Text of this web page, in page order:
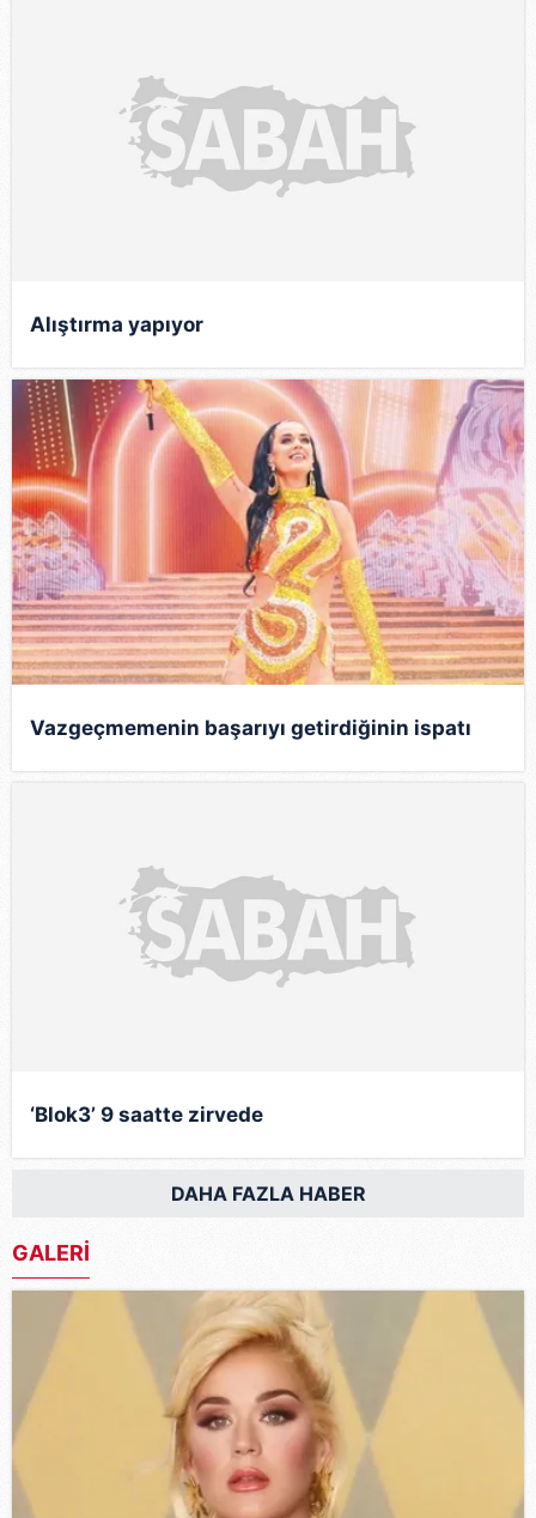
Alıştırma yapıyor
Vazgeçmemenin başarıyı getirdiğinin ispatı
‘Blok3’ 9 saatte zirvede
DAHA FAZLA HABER
GALERİ